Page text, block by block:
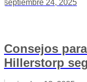
septiembre 24, 2025
Consejos
Hillerstorp